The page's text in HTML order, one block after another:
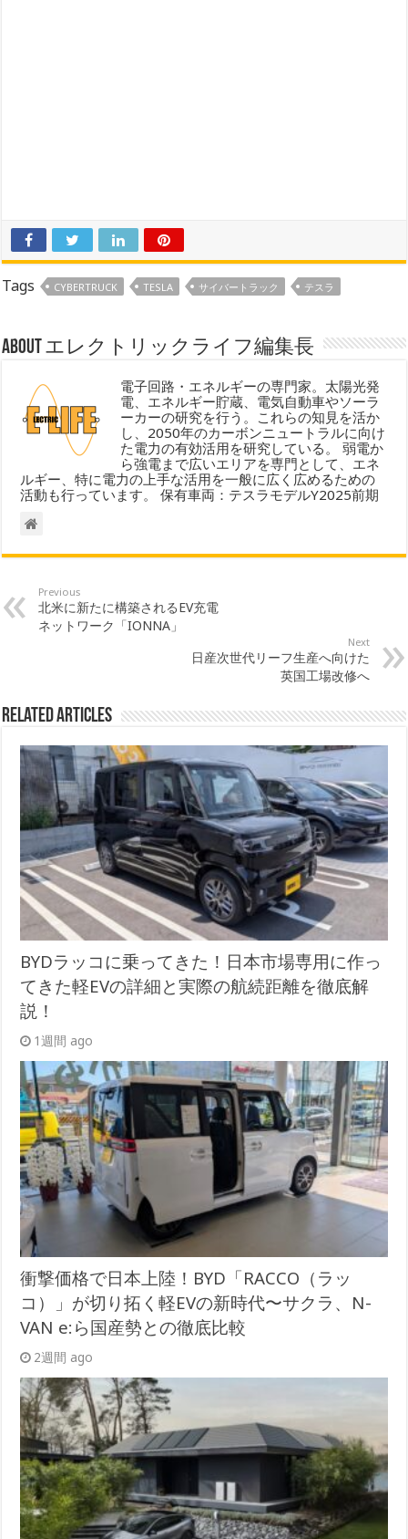
Tags CYBERTRUCK TESLA サイバートラック テスラ
About エレクトリックライフ編集長
電子回路・エネルギーの専門家。太陽光発
電、エネルギー貯蔵、電気自動車やソーラ
ーカーの研究を行う。これらの知見を活か
し、2050年のカーボンニュートラルに向け
た電力の有効活用を研究している。 弱電か
ら強電まで広いエリアを専門として、エネ
ルギー、特に電力の上手な活用を一般に広く広めるための
活動も行っています。 保有車両：テスラモデルY2025前期
Previous
北米に新たに構築されるEV充電
ネットワーク「IONNA」
Next
日産次世代リーフ生産へ向けた
英国工場改修へ
Related Articles
BYDラッコに乗ってきた！日本市場専用に作っ
てきた軽EVの詳細と実際の航続距離を徹底解
説！
1週間 ago
衝撃価格で日本上陸！BYD「RACCO（ラッ
コ）」が切り拓く軽EVの新時代〜サクラ、N-
VAN e:ら国産勢との徹底比較
2週間 ago